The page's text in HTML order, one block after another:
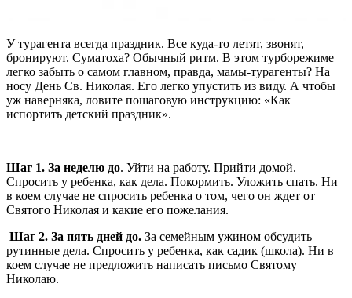
У турагента всегда праздник. Все куда-то летят, звонят,
бронируют. Суматоха? Обычный ритм. В этом турборежиме
легко забыть о самом главном, правда, мамы-турагенты? На
носу День Св. Николая. Его легко упустить из виду. А чтобы
уж наверняка, ловите пошаговую инструкцию: «Как
испортить детский праздник».
Шаг 1. За неделю до. Уйти на работу. Прийти домой.
Спросить у ребенка, как дела. Покормить. Уложить спать. Ни
в коем случае не спросить ребенка о том, чего он ждет от
Святого Николая и какие его пожелания.
Шаг 2. За пять дней до. За семейным ужином обсудить
рутинные дела. Спросить у ребенка, как садик (школа). Ни в
коем случае не предложить написать письмо Святому
Николаю.